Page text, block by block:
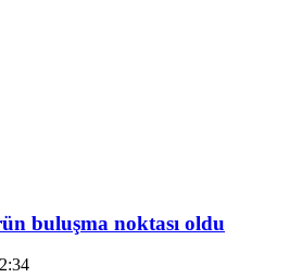
buluşma noktası oldu